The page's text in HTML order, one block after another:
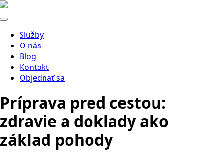
Služby
O nás
Blog
Kontakt
Objednať sa
Príprava pred cestou:
zdravie a doklady ako
základ pohody